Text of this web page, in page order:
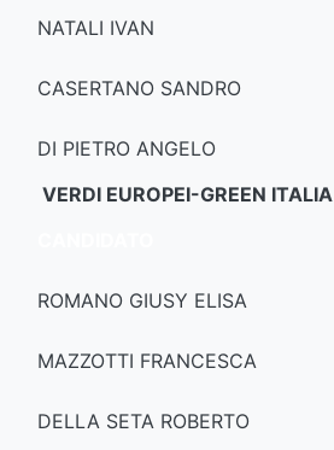
NATALI IVAN
CASERTANO SANDRO
DI PIETRO ANGELO
VERDI EUROPEI-GREEN ITALIA
ROMANO GIUSY ELISA
MAZZOTTI FRANCESCA
DELLA SETA ROBERTO